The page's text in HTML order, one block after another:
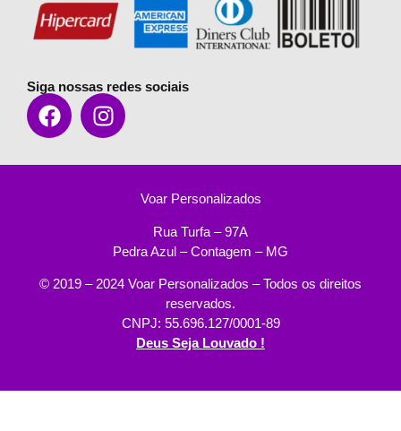
Siga nossas redes sociais
Voar Personalizados
Rua Turfa – 97A
Pedra Azul – Contagem – MG
© 2019 – 2024 Voar Personalizados – Todos os direitos
reservados.
CNPJ: 55.696.127/0001-89
Deus Seja Louvado !